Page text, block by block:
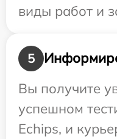
виды работ и
5
Вы получите
успешном
Echips, и